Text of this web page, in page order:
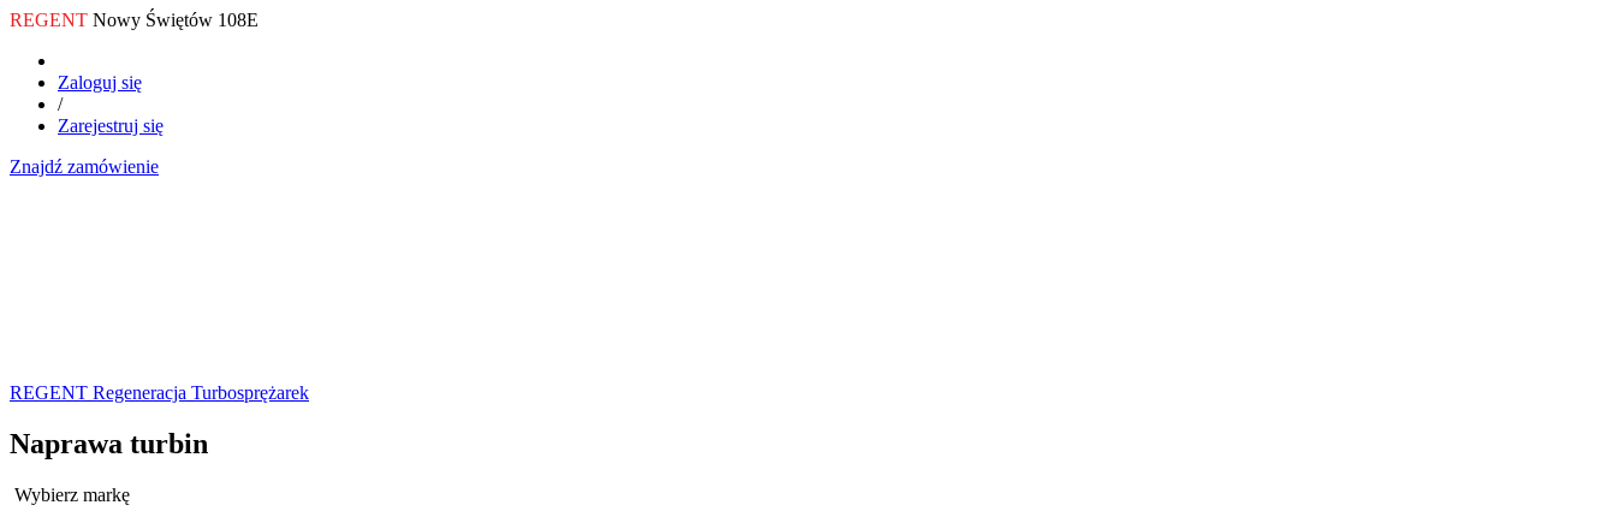
REGENT Nowy Świętów 108E
Zaloguj się
/
Zarejestruj się
Znajdź zamówienie
REGENT Regeneracja Turbosprężarek
Naprawa turbin
Wybierz markę